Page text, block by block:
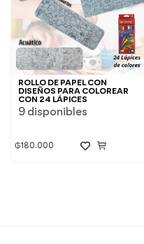
ROLLO DE PAPEL CON
DISEÑOS PARA COLOREAR
CON 24 LÁPICES
9 disponibles
₲180.000